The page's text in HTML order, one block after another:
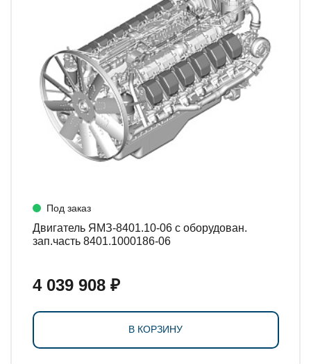
Под заказ
Двигатель ЯМЗ-8401.10-06 с оборудован.
зап.часть 8401.1000186-06
4 039 908 ₽
В КОРЗИНУ